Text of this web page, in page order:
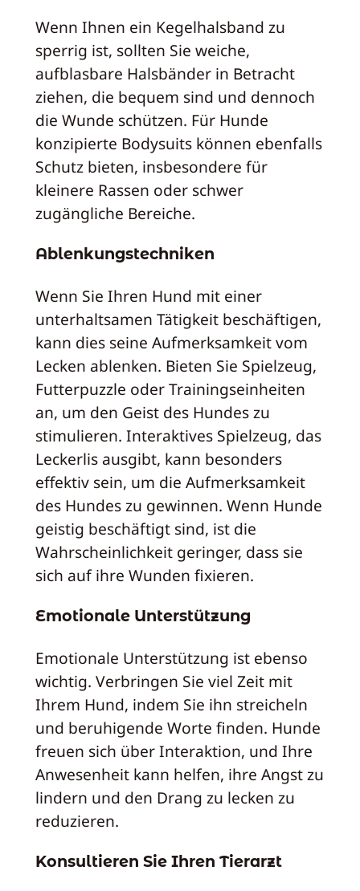
Wenn Ihnen ein Kegelhalsband zu
sperrig ist, sollten Sie weiche,
aufblasbare Halsbänder in Betracht
ziehen, die bequem sind und dennoch
die Wunde schützen. Für Hunde
konzipierte Bodysuits können ebenfalls
Schutz bieten, insbesondere für
kleinere Rassen oder schwer
zugängliche Bereiche.
Ablenkungstechniken
Wenn Sie Ihren Hund mit einer
unterhaltsamen Tätigkeit beschäftigen,
kann dies seine Aufmerksamkeit vom
Lecken ablenken. Bieten Sie Spielzeug,
Futterpuzzle oder Trainingseinheiten
an, um den Geist des Hundes zu
stimulieren. Interaktives Spielzeug, das
Leckerlis ausgibt, kann besonders
effektiv sein, um die Aufmerksamkeit
des Hundes zu gewinnen. Wenn Hunde
geistig beschäftigt sind, ist die
Wahrscheinlichkeit geringer, dass sie
sich auf ihre Wunden fixieren.
Emotionale Unterstützung
Emotionale Unterstützung ist ebenso
wichtig. Verbringen Sie viel Zeit mit
Ihrem Hund, indem Sie ihn streicheln
und beruhigende Worte finden. Hunde
freuen sich über Interaktion, und Ihre
Anwesenheit kann helfen, ihre Angst zu
lindern und den Drang zu lecken zu
reduzieren.
Konsultieren Sie Ihren Tierarzt